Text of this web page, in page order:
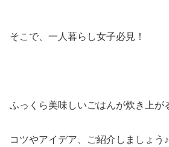
そこで、一人暮らし女子必見！
ふっくら美味しいごはんが炊き上が
コツやアイデア、ご紹介しましょう♪